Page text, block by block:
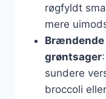
røgfyldt
mere
grøntsager
sundere
broccoli